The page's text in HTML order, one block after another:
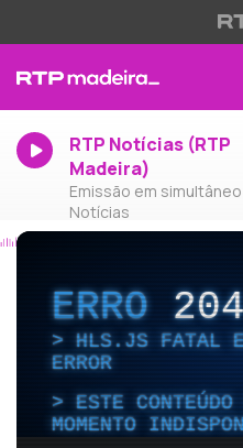
RTP Notícias (RTP
Madeira)
Emissão em
Notícias
ERRO
HLS.JS FATAL
ERROR
ESTE
MOMENTO